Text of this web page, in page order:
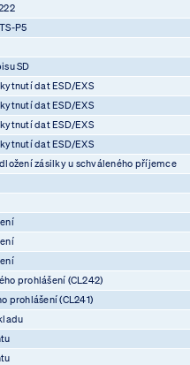
P5
SD
dat ESD/EXS
dat ESD/EXS
dat ESD/EXS
dat ESD/EXS
zásilky u schváleného příjemce
prohlášení (CL242)
prohlášení (CL241)